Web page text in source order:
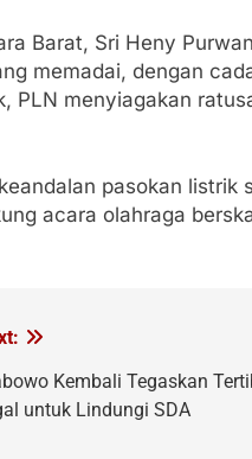
Barat, Sri Heny
memadai, dengan
PLN menyiagakan
pasokan listrik
acara olahraga
Kembali Tegaskan
untuk Lindungi SDA